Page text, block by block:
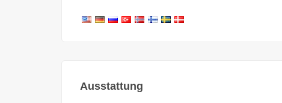
Ausstattung